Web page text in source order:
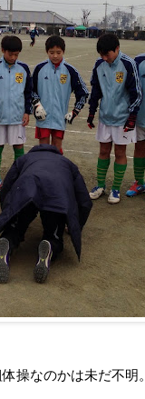
操なのかは未だ不明。